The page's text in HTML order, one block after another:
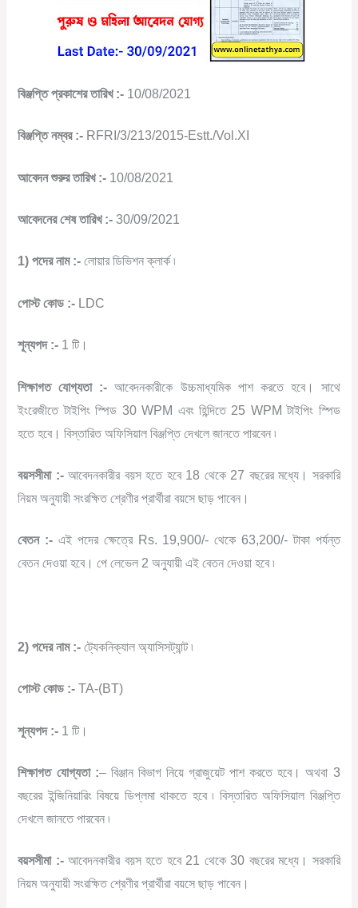
বিঞ্জপ্তি প্রকাশের তারিখ :- 10/08/2021
বিঞ্জপ্তি নম্বর :- RFRI/3/213/2015-Estt./Vol.XI
আবেদন শুরুর তারিখ :- 10/08/2021
আবেদনের শেষ তারিখ :- 30/09/2021
1) পদের নাম :- লোয়ার ডিভিশন ক্লার্ক ৷
পোস্ট কোড :- LDC
শূন্যপদ :- 1 টি।
শিক্ষাগত যোগ্যতা :- আবেদনকারীকে উচ্চমাধ্যমিক পাশ করতে হবে। সাথে
ইংরেজীতে টাইপিং স্পিড 30 WPM এবং হিন্দিতে 25 WPM টাইপিং স্পিড
হতে হবে। বিস্তারিত অফিসিয়াল বিঞ্জপ্তি দেখলে জানতে পারবেন ৷
বয়সসীমা :-আবেদনকারীর বয়স হতে হবে 18 থেকে 27 বছরের মধ্যে। সরকারি
নিয়ম অনুযায়ী সংরক্ষিত শ্রেণীর প্রার্থীরা বয়সে ছাড় পাবেন।
বেতন :- এই পদের ক্ষেত্রে Rs. 19,900/- থেকে 63,200/- টাকা পর্যন্ত
বেতন দেওয়া হবে। পে লেভেল 2 অনুযায়ী এই বেতন দেওয়া হবে ৷
2) পদের নাম :-ট্যেকনিক্যাল অ্যাসিসট্যান্ট ৷
পোস্ট কোড :- TA-(BT)
শূন্যপদ :- 1 টি।
শিক্ষাগত যোগ্যতা :– বিঞ্জান বিভাগ নিয়ে গ্রাজুয়েট পাশ করতে হবে। অথবা 3
বছরের ইন্জিনিয়ারিং বিষয়ে ডিপ্লমা থাকতে হবে ৷ বিস্তারিত অফিসিয়াল বিঞ্জপ্তি
দেখলে জানতে পারবেন ৷
বয়সসীমা :-আবেদনকারীর বয়স হতে হবে 21 থেকে 30 বছরের মধ্যে। সরকারি
নিয়ম অনুযায়ী সংরক্ষিত শ্রেণীর প্রার্থীরা বয়সে ছাড় পাবেন।